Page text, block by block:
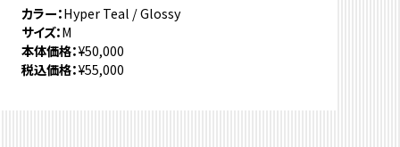
カラー Hyper Teal / Glossy
サイズ M
本体価格 ¥50,000
税込価格 ¥55,000